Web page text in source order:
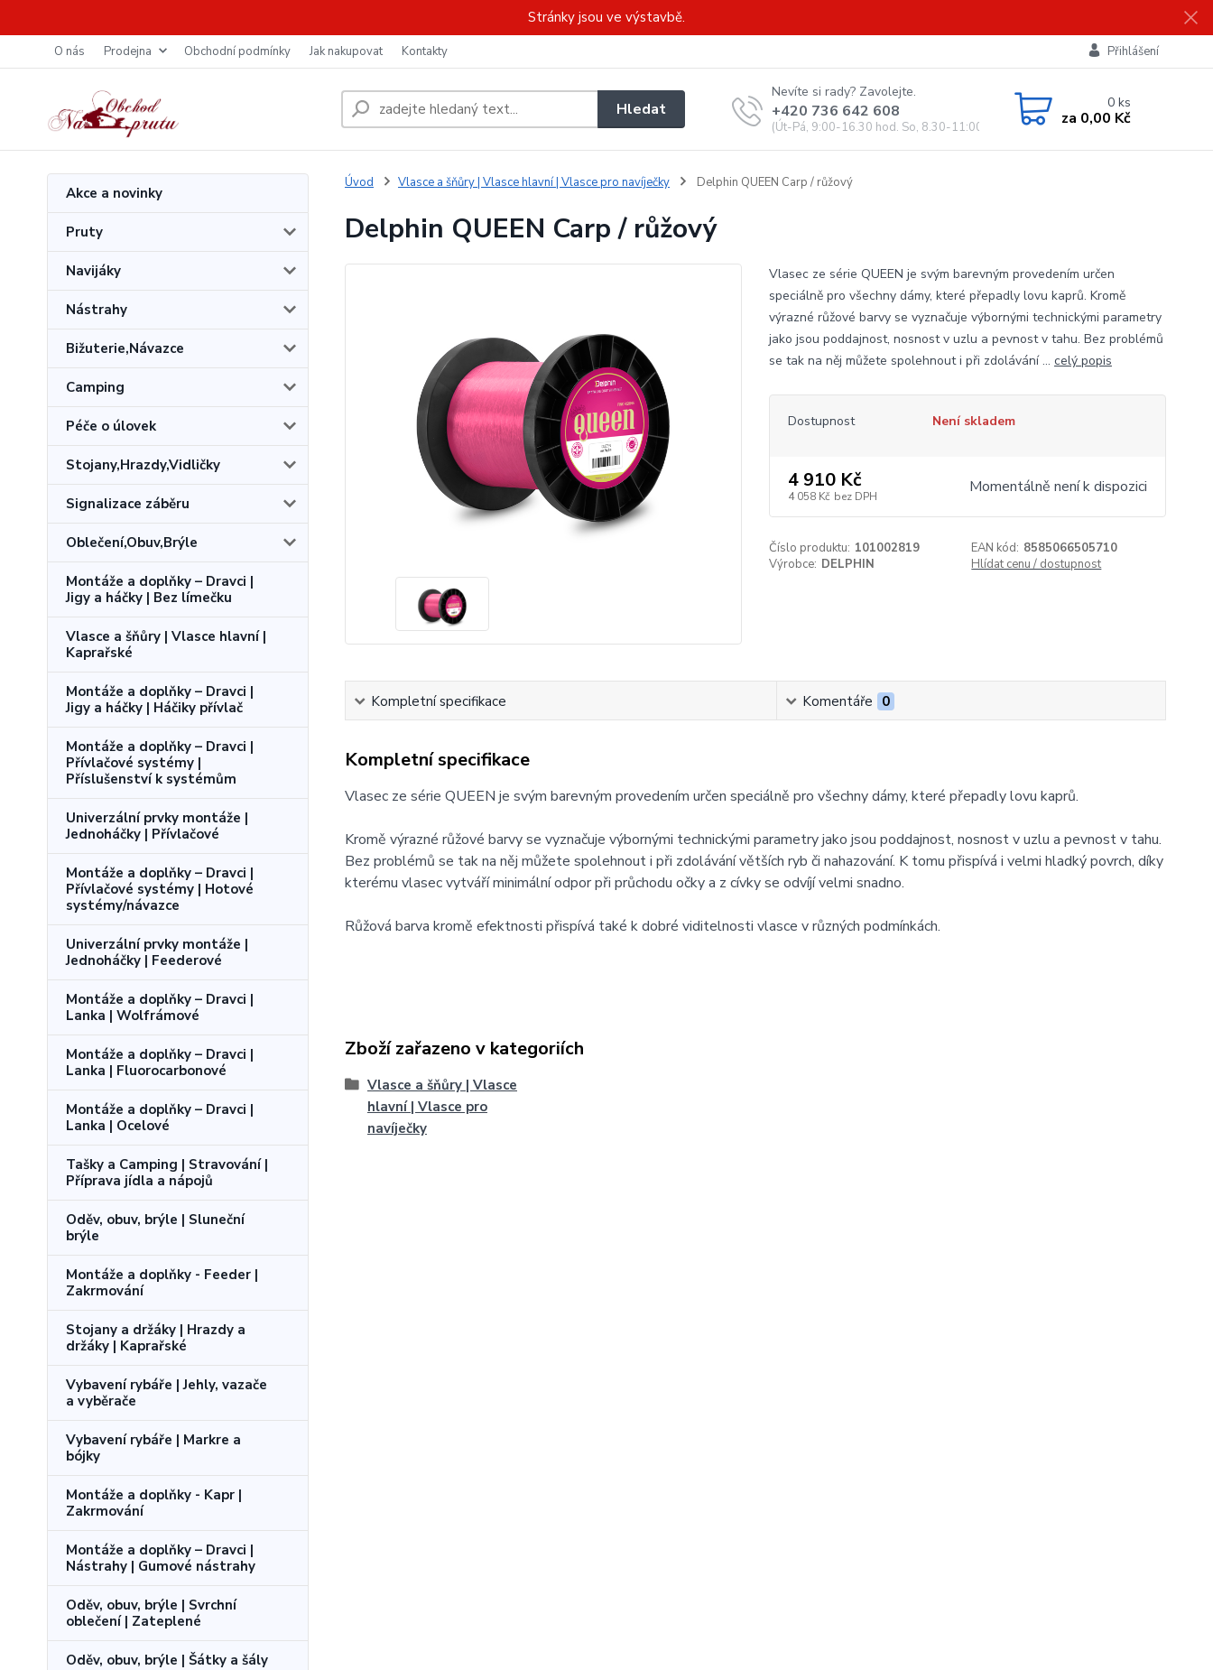
Stránky jsou ve výstavbě.
O nás Prodejna Obchodní podmínky Jak nakupovat Kontakty Přihlášení
Hledat
Nevíte si rady? Zavolejte.
+420 736 642 608
(Út-Pá, 9:00-16.30 hod. So, 8.30-11:00 hod.)
0ks
za 0,00 Kč
Akce a novinky
Pruty
Navijáky
Nástrahy
Bižuterie,Návazce
Camping
Péče o úlovek
Stojany,Hrazdy,Vidličky
Signalizace záběru
Oblečení,Obuv,Brýle
Montáže a doplňky – Dravci |
Jigy a háčky | Bez límečku
Vlasce a šňůry | Vlasce hlavní |
Kaprařské
Montáže a doplňky – Dravci |
Jigy a háčky | Háčiky přívlač
Montáže a doplňky – Dravci |
Přívlačové systémy |
Příslušenství k systémům
Univerzální prvky montáže |
Jednoháčky | Přívlačové
Montáže a doplňky – Dravci |
Přívlačové systémy | Hotové
systémy/návazce
Univerzální prvky montáže |
Jednoháčky | Feederové
Montáže a doplňky – Dravci |
Lanka | Wolfrámové
Montáže a doplňky – Dravci |
Lanka | Fluorocarbonové
Montáže a doplňky – Dravci |
Lanka | Ocelové
Tašky a Camping | Stravování |
Příprava jídla a nápojů
Oděv, obuv, brýle | Sluneční
brýle
Montáže a doplňky - Feeder |
Zakrmování
Stojany a držáky | Hrazdy a
držáky | Kaprařské
Vybavení rybáře | Jehly, vazače
a vyběrače
Vybavení rybáře | Markre a
bójky
Montáže a doplňky - Kapr |
Zakrmování
Montáže a doplňky – Dravci |
Nástrahy | Gumové nástrahy
Oděv, obuv, brýle | Svrchní
oblečení | Zateplené
Oděv, obuv, brýle | Šátky a šály
Úvod Vlasce a šňůry | Vlasce hlavní | Vlasce pro navíječky Delphin QUEEN Carp / růžový
Delphin QUEEN Carp / růžový
Vlasec ze série QUEEN je svým barevným provedením určen
speciálně pro všechny dámy, které přepadly lovu kaprů. Kromě
výrazné růžové barvy se vyznačuje výbornými technickými parametry
jako jsou poddajnost, nosnost v uzlu a pevnost v tahu. Bez problémů
se tak na něj můžete spolehnout i při zdolávání ... celý popis
Dostupnost Není skladem
4 910 Kč
4 058 Kč bez DPH Momentálně není k dispozici
Číslo produktu: 101002819 EAN kód: 8585066505710
Výrobce: DELPHIN Hlídat cenu / dostupnost
Kompletní specifikace Komentáře 0
Kompletní specifikace
Vlasec ze série QUEEN je svým barevným provedením určen speciálně pro všechny dámy, které přepadly lovu kaprů.
Kromě výrazné růžové barvy se vyznačuje výbornými technickými parametry jako jsou poddajnost, nosnost v uzlu a pevnost v tahu.
Bez problémů se tak na něj můžete spolehnout i při zdolávání větších ryb či nahazování. K tomu přispívá i velmi hladký povrch, díky
kterému vlasec vytváří minimální odpor při průchodu očky a z cívky se odvíjí velmi snadno.
Růžová barva kromě efektnosti přispívá také k dobré viditelnosti vlasce v různých podmínkách.
Zboží zařazeno v kategoriích
Vlasce a šňůry | Vlasce
hlavní | Vlasce pro
navíječky